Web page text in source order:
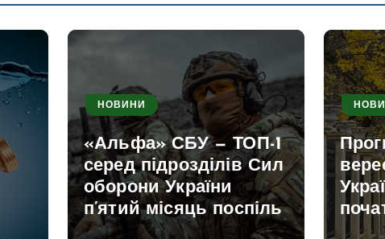
НОВИНИ
«Альфа» СБУ — ТОП-1
серед підрозділів Сил
оборони України
п’ятий місяць поспіль